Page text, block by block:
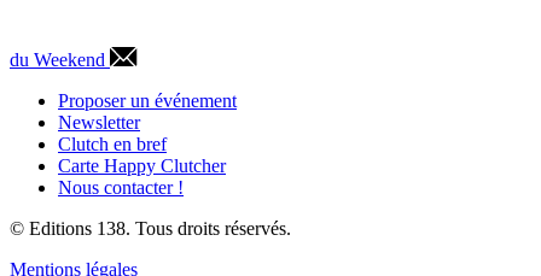
du Weekend
Proposer un événement
Newsletter
Clutch en bref
Carte Happy Clutcher
Nous contacter !
© Editions 138. Tous droits réservés.
Mentions légales